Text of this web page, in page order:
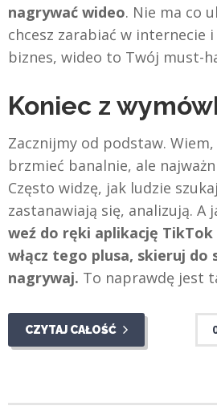
nagrywać wideo. Nie ma co
chcesz zarabiać w internecie
biznes, wideo to Twój must-
Koniec z
Zacznijmy od podstaw.
brzmieć banalnie, ale
Często widzę, jak ludzie
zastanawiają się, analizują. A
weź do ręki aplikację
włącz tego plusa, skieruj do
nagrywaj. To naprawdę jest
CZYTAJ CAŁOŚĆ